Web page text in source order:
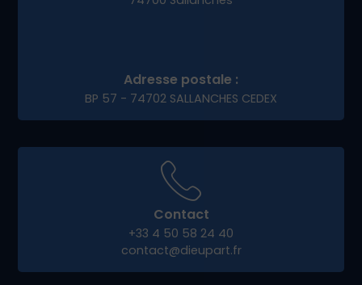
Adresse postale :
BP 57 - 74702 SALLANCHES CEDEX
Contact
+33 4 50 58 24 40
contact@dieupart.fr